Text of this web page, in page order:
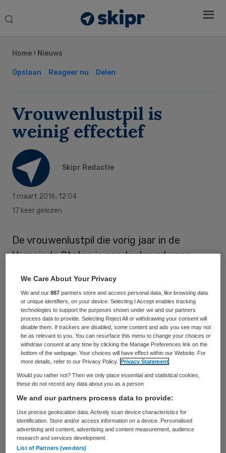
Search
Home › Nieuws
Opslaan Reageer nu Delen
Vrouwenlustpil is
weinig effectief
Skipr Redactie
1 maart 2016, 12:04
17 keer gelezen
De vrouwenlustpil die vorig jaar in de
Verenigde Staten is goedgekeurd voor
verlangen, is weinig effectief. Bovendien
heeft Addyi negatieve bijwerkingen
waaronder duizeligheid, misselijkheid,
slaperigheid en moeheid.
Dat schrijven onderzoekers van het
Erasmus MC, samen met collega’s van de
Vrije Universiteit Brussel en het AMC, 29
februari in het wetenschappelijk tijdschrift
JAMA Internal Medicine. De onderzoekers
bestudeerden gepubliceerde en
ongepubliceerde onderzoeken over de
Sidebar
We Care About Your Privacy
We and our887 partners store and access personal data, like browsing data
or unique identifiers, on your device. Selecting I Accept enables tracking
technologies to support the purposes shown under we and our partners
process data to provide. Selecting Reject All or withdrawing your consent will
disable them. If trackers are disabled, some content and ads you see may not
be as relevant to you. You can resurface this menu to change your choices or
withdraw consent at any time by clicking the Manage Preferences link on the
bottom of the webpage. Your choices will have effect within our Website. For
more details, refer to our Privacy Policy.
Privacy Statement
Would you rather not? Then we only place essential and statistical cookies,
these do not record any data about you as a person
We and our partners process data to provide:
Use precise geolocation data. Actively scan device characteristics for
identification. Store and/or access information on a device. Personalised
advertising and content, advertising and content measurement, audience
research and services development.
List of Partners (vendors)